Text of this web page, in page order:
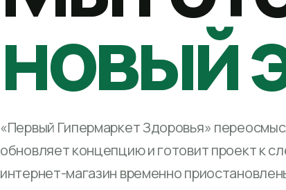
новый
«Первый Гипермаркет Здоровья»
обновляет концепцию и готовит проект к
интернет-магазин временно